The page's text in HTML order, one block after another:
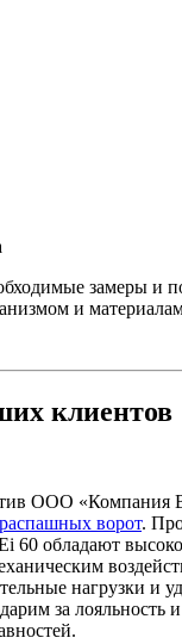
замеры и
и
клиентов
ООО «Компания
ворот.
60 обладают
нагрузки и
за лояльность